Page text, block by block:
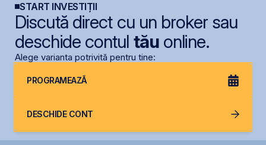
START INVESTIȚII
Discută direct cu un broker sau
deschide contul tăuonline.
Alege varianta potrivită pentru tine:
PROGRAMEAZĂ
DESCHIDE CONT